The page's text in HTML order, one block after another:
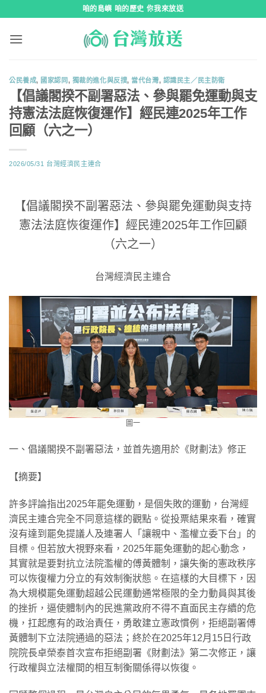
咱的島嶼 咱的歷史 你我來放送
公民養成, 國家認同, 獨裁的進化與反撲, 當代台灣, 認識民主／民主防衛
【倡議閣揆不副署惡法、參與罷免運動與支
持憲法法庭恢復運作】經民連2025年工作
回顧（六之一）
2026/05/31 台灣經濟民主連合
【倡議閣揆不副署惡法、參與罷免運動與支持
憲法法庭恢復運作】經民連2025年工作回顧
（六之一）
台灣經濟民主連合
圖一
一、倡議閣揆不副署惡法，並首先適用於《財劃法》修正
【摘要】
許多評論指出2025年罷免運動，是個失敗的運動，台灣經
濟民主連合完全不同意這樣的觀點。從投票結果來看，確實
沒有達到罷免提議人及連署人「讓親中、濫權立委下台」的
目標。但若放大視野來看，2025年罷免運動的起心動念，
其實就是要對抗立法院濫權的傅黃體制，讓失衡的憲政秩序
可以恢復權力分立的有效制衡狀態。在這樣的大目標下，因
為大規模罷免運動超越公民運動通常極限的全力動員與其後
的挫折，逼使體制內的民進黨政府不得不直面民主存續的危
機，扛起應有的政治責任，勇敢建立憲政慣例，拒絕副署傅
黃體制下立法院通過的惡法；終於在2025年12月15日行政
院院長卓榮泰首次宣布拒絕副署《財劃法》第二次修正，讓
行政權與立法權間的相互制衡關係得以恢復。